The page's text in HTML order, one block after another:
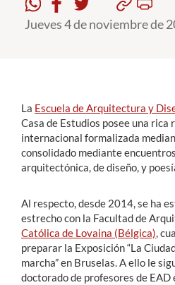
Estudiantes
English
Jueves 4 de noviembre de
La Escuela de Arquitectura y
Casa de Estudios posee una rica
internacional formalizada
consolidado mediante
arquitectónica, de diseño, y
Al respecto, desde 2014, se ha
estrecho con la Facultad de
Católica de Lovaina (Bélgica),
preparar la Exposición “La
marcha” en Bruselas. A ello le
doctorado de profesores de EAD